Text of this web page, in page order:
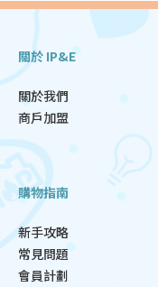
關於 IP&E
關於我們
商戶加盟
購物指南
新手攻略
常見問題
會員計劃